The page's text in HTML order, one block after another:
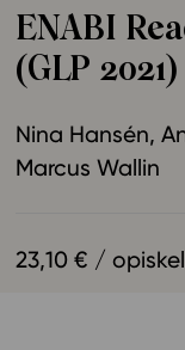
Ominaisuudet
Yhteisö
Suosittelut
Oppikirjailijat
ENABI
(GLP 2021)
Nina Hansén
Marcus Wallin
23,10 € /